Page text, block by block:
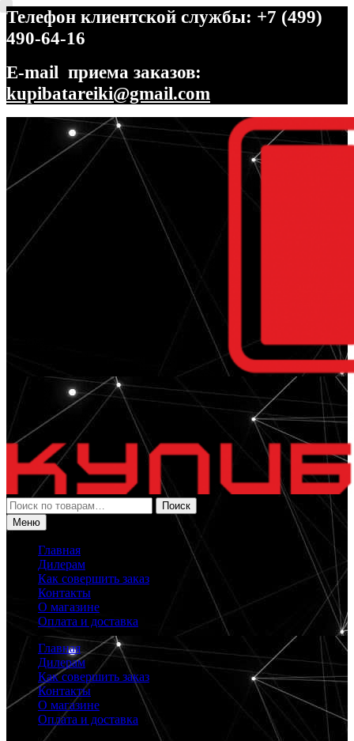
Телефон клиентской службы: +7 (499)
490-64-16
E-mail приема заказов:
kupibatareiki@gmail.com
Перейти
навигации
Перейти
содержимому
Искать:
Поиск
Меню
Главная
Дилерам
Как совершить заказ
Контакты
О магазине
Оплата и доставка
Главная
Дилерам
Как совершить заказ
Контакты
О магазине
Оплата и доставка